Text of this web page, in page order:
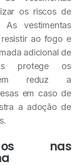
os riscos de
As vestimentas
ao fogo e
adicional de
protege os
reduz a
em caso de
a adoção de
nas